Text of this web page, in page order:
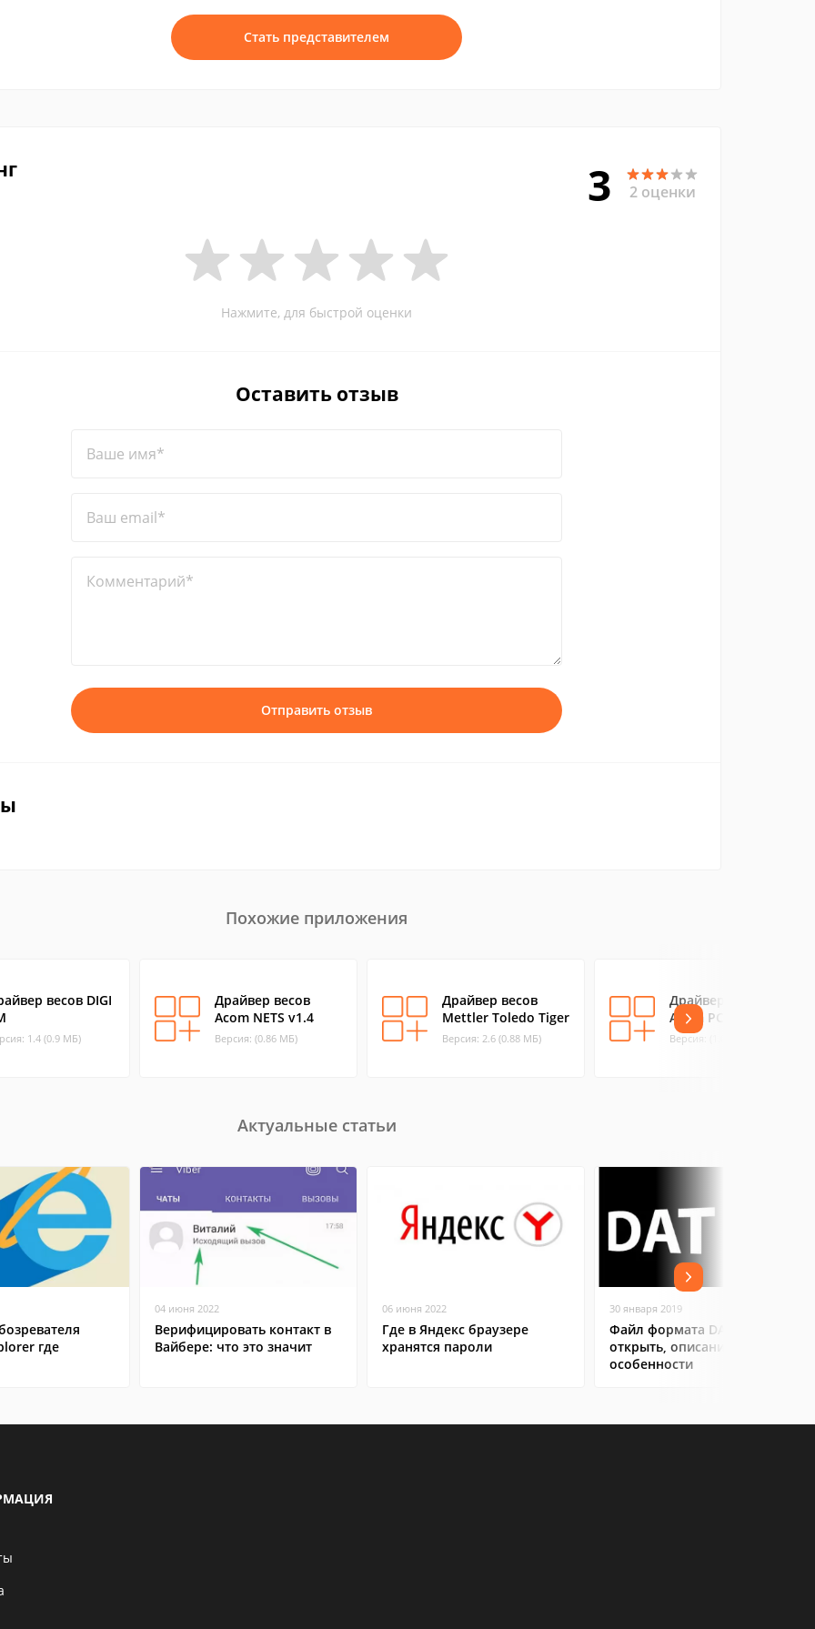
Стать представителем
3 2 оценки
Нажмите, для быстрой оценки
Оставить отзыв
Ваше имя*
Ваш email*
Комментарий*
Отправить отзыв
Похожие приложения
весов DIGI
1.4 (0.9 МБ)
Драйвер весов
Acom NETS v1.4
Версия: (0.86 МБ)
Драйвер весов
Mettler Toledo Tiger
Версия: 2.6 (0.88 МБ)
Драйвер весов
Acom PC v2.1
Версия: (1.04 МБ)
Актуальные статьи
где
04 июня 2022
Верифицировать контакт в
Вайбере: что это значит
06 июня 2022
Где в Яндекс браузере
хранятся пароли
30 января 2019
Файл формата DAT: чем
открыть, описание,
особенности